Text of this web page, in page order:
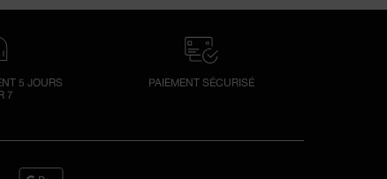
5 JOURS
7
PAIEMENT SÉCURISÉ